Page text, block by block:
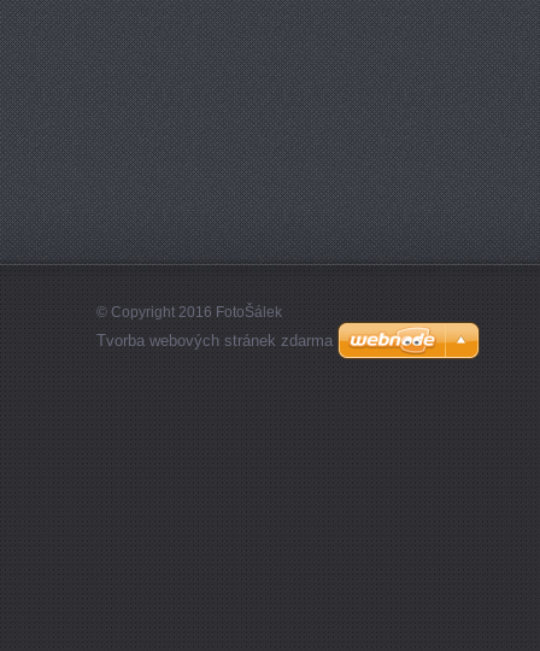
© Copyright 2016 FotoŠálek
Tvorba webových stránek zdarma